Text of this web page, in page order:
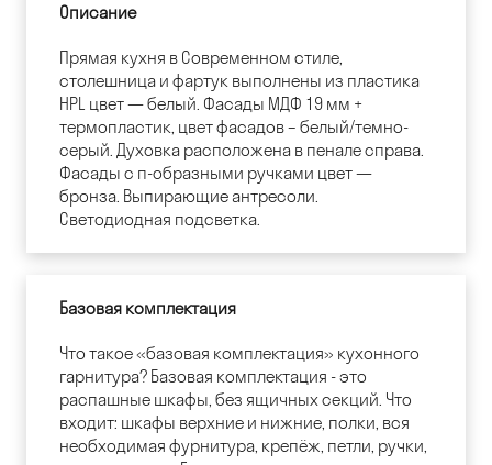
Описание
Прямая кухня в Современном стиле,
столешница и фартук выполнены из пластика
HPL цвет — белый. Фасады МДФ 19 мм +
термопластик, цвет фасадов – белый/темно-
серый. Духовка расположена в пенале справа.
Фасады с п-образными ручками цвет —
бронза. Выпирающие антресоли.
Светодиодная подсветка.
Базовая комплектация
Что такое «базовая комплектация» кухонного
гарнитура? Базовая комплектация - это
распашные шкафы, без ящичных секций. Что
входит: шкафы верхние и нижние, полки, вся
необходимая фурнитура, крепёж, петли, ручки,